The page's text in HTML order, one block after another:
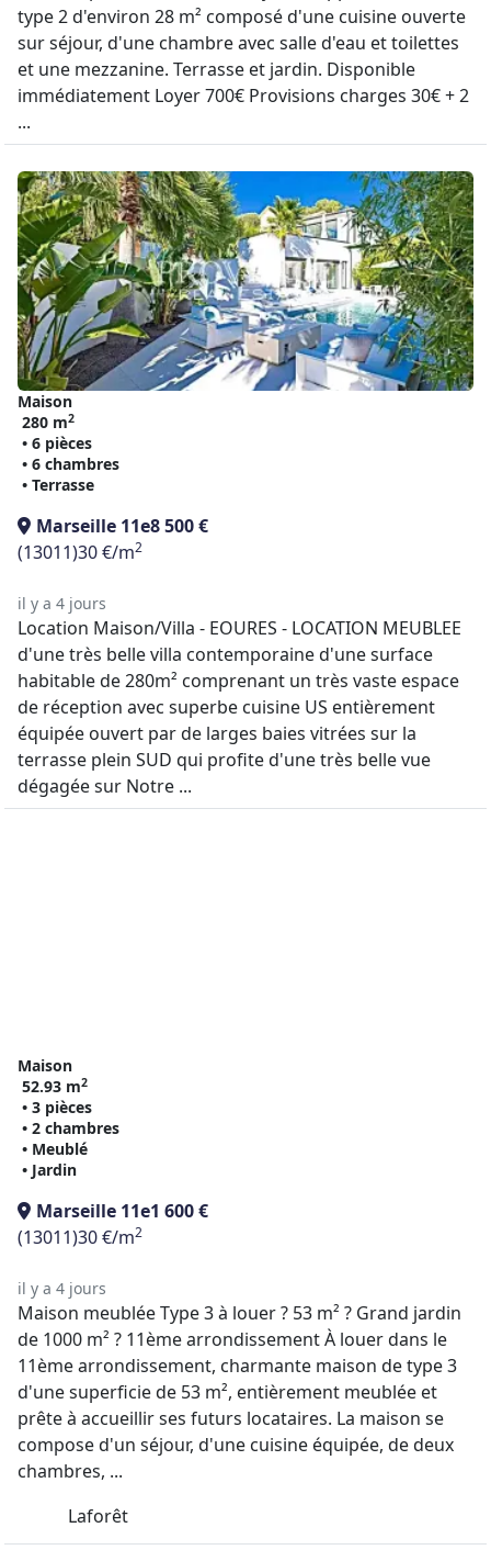
type 2 d'environ 28 m² composé d'une cuisine ouverte
sur séjour, d'une chambre avec salle d'eau et toilettes
et une mezzanine. Terrasse et jardin. Disponible
immédiatement Loyer 700€ Provisions charges 30€ + 2
...
Maison
280 m2
• 6 pièces
• 6 chambres
• Terrasse
Marseille 11e8 500 €
(13011)30 €/m2
il y a 4 jours
Location Maison/Villa - EOURES - LOCATION MEUBLEE
d'une très belle villa contemporaine d'une surface
habitable de 280m² comprenant un très vaste espace
de réception avec superbe cuisine US entièrement
équipée ouvert par de larges baies vitrées sur la
terrasse plein SUD qui profite d'une très belle vue
dégagée sur Notre ...
Maison
52.93 m2
• 3 pièces
• 2 chambres
• Meublé
• Jardin
Marseille 11e1 600 €
(13011)30 €/m2
il y a 4 jours
Maison meublée Type 3 à louer ? 53 m² ? Grand jardin
de 1000 m² ? 11ème arrondissement À louer dans le
11ème arrondissement, charmante maison de type 3
d'une superficie de 53 m², entièrement meublée et
prête à accueillir ses futurs locataires. La maison se
compose d'un séjour, d'une cuisine équipée, de deux
chambres, ...
Laforêt